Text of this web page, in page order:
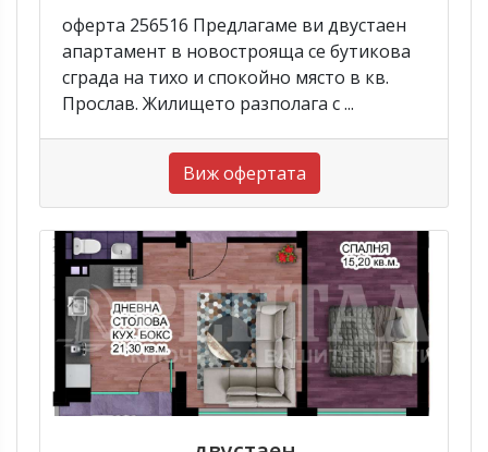
оферта 256516 Предлагаме ви двустаен
апартамент в новострояща се бутикова
сграда на тихо и спокойно място в кв.
Прослав. Жилището разполага с ...
Виж офертата